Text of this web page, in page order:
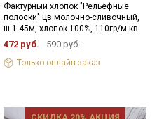
Фактурный хлопок "Рельефные
полоски" цв.молочно-сливочный,
ш.1.45м, хлопок-100%, 110гр/м.кв
472 руб. 590 руб.
Только онлайн-заказ